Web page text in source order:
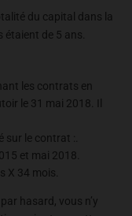
du capital dans la
étaient de 5 ans.
les contrats en
le 31 mai 2018. Il
sur le contrat :.
et mai 2018.
X 34 mois.
hasard, vous n’y